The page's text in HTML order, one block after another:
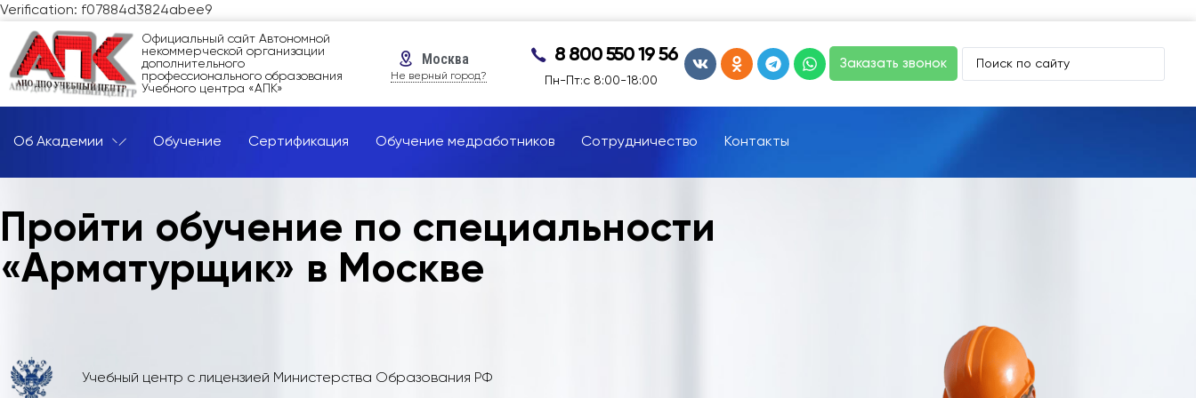
Verification: f07884d3824abee9
Официальный сайт Автономной
некоммерческой организации
дополнительного
профессионального образования
Учебного центра «АПК»
Москва
Не верный город?
8 800 550 19 56
Пн-Пт:с 8:00-18:00
Заказать звонок
Об Академии Обучение Сертификация Обучение медработников Сотрудничество Контакты
Пройти обучение по специальности
«Арматурщик» в Москве
Учебный центр с лицензией Министерства Образования РФ